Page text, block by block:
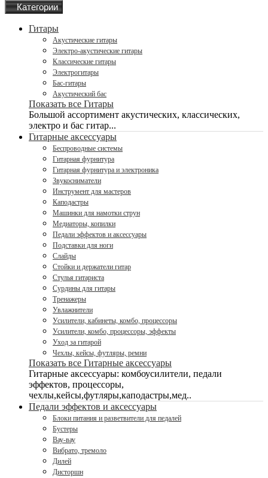
Категории
Гитары
Акустические гитары
Электро-акустические гитары
Классические гитары
Электрогитары
Бас-гитары
Акустический бас
Показать все Гитары
Большой ассортимент акустических, классических,
электро и бас гитар...
Гитарные аксессуары
Беспроводные системы
Гитарная фурнитура
Гитарная фурнитура и электроника
Звукосниматели
Инструмент для мастеров
Каподастры
Машинки для намотки струн
Медиаторы, копилки
Педали эффектов и аксессуары
Подставки для ноги
Слайды
Стойки и держатели гитар
Стулья гитариста
Сурдины для гитары
Тренажеры
Увлажнители
Усилители, кабинеты, комбо, процессоры
Усилители, комбо, процессоры, эффекты
Уход за гитарой
Чехлы, кейсы, футляры, ремни
Показать все Гитарные аксессуары
Гитарные аксессуары: комбоусилители, педали
эффектов, процессоры,
чехлы,кейсы,футляры,каподастры,мед..
Педали эффектов и аксессуары
Блоки питания и разветвители для педалей
Бустеры
Вау-вау
Вибрато, тремоло
Дилей
Дисторшн